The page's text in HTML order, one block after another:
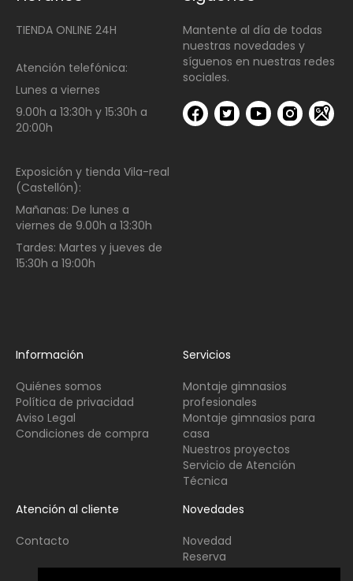
TIENDA ONLINE 24H
Atención telefónica:
Lunes a viernes
9.00h a 13:30h y 15:30h a
20:00h
Exposición y tienda Vila-real
(Castellón):
Mañanas: De lunes a
viernes de 9.00h a 13:30h
Tardes: Martes y jueves de
15:30h a 19:00h
Mantente al día de todas
nuestras novedades y
síguenos en nuestras redes
sociales.
Información
Quiénes somos
Política de privacidad
Aviso Legal
Condiciones de compra
Servicios
Montaje gimnasios
profesionales
Montaje gimnasios para
casa
Nuestros proyectos
Servicio de Atención
Técnica
Atención al cliente
Contacto
Novedades
Novedad
Reserva
Usado